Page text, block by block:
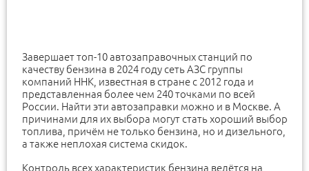
Завершает топ-10 автозаправочных станций по
качеству бензина в 2024 году сеть АЗС группы
компаний ННК, известная в стране с 2012 года и
представленная более чем 240 точками по всей
России. Найти эти автозаправки можно и в Москве. А
причинами для их выбора могут стать хороший выбор
топлива, причём не только бензина, но и дизельного,
а также неплохая система скидок.
Контроль всех характеристик бензина ведётся на